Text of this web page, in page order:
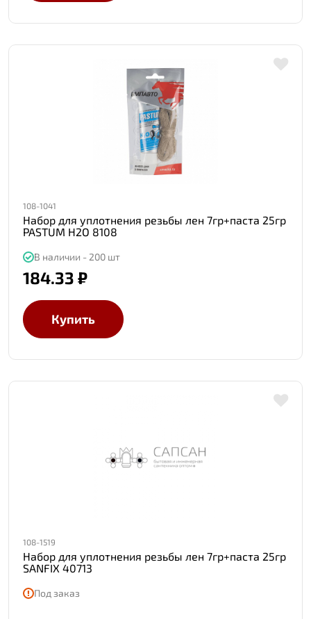
108-1041
Набор для уплотнения резьбы лен 7гр+паста 25гр
PASTUM H2O 8108
В наличии - 200 шт
184.33 ₽
Купить
108-1519
Набор для уплотнения резьбы лен 7гр+паста 25гр
SANFIX 40713
Под заказ